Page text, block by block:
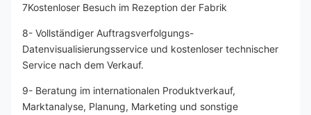
7Kostenloser Besuch im Rezeption der Fabrik
8- Vollständiger Auftragsverfolgungs-
Datenvisualisierungsservice und kostenloser technischer
Service nach dem Verkauf.
9- Beratung im internationalen Produktverkauf,
Marktanalyse, Planung, Marketing und sonstige